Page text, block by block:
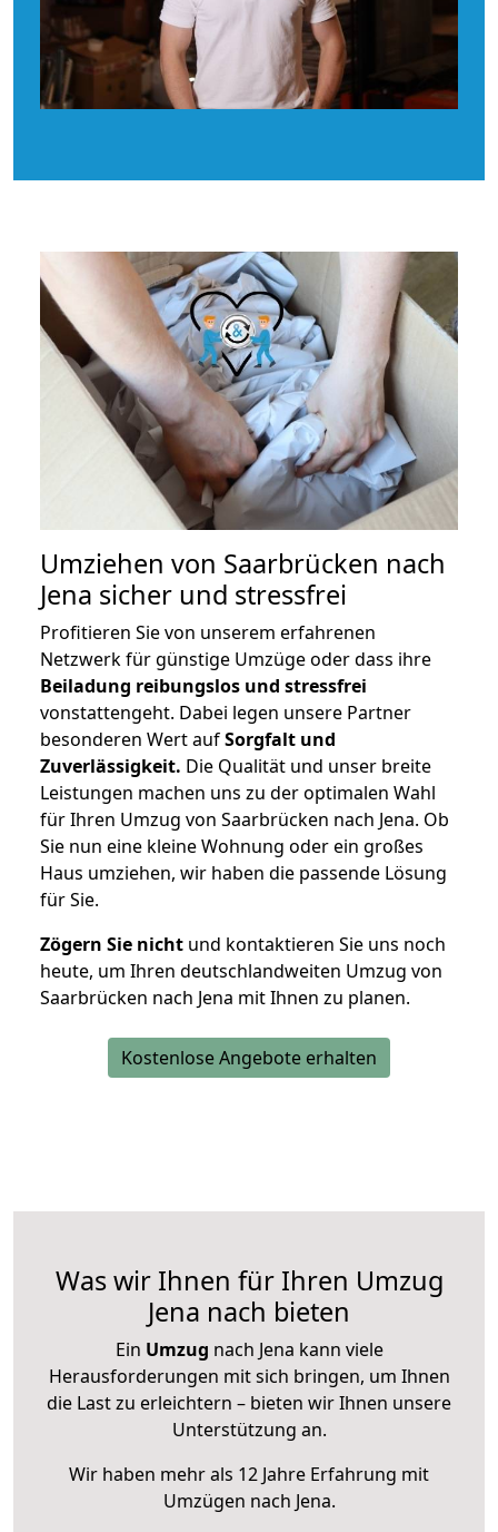
Umziehen von Saarbrücken nach
Jena sicher und stressfrei
Profitieren Sie von unserem erfahrenen
Netzwerk für günstige Umzüge oder dass ihre
Beiladung reibungslos und stressfrei
vonstattengeht. Dabei legen unsere Partner
besonderen Wert aufSorgfalt und
Zuverlässigkeit. Die Qualität und unser breite
Leistungen machen uns zu der optimalen Wahl
für Ihren Umzug von Saarbrücken nach Jena. Ob
Sie nun eine kleine Wohnung oder ein großes
Haus umziehen, wir haben die passende Lösung
für Sie.
Zögern Sie nicht und kontaktieren Sie uns noch
heute, um Ihren deutschlandweiten Umzug von
Saarbrücken nach Jena mit Ihnen zu planen.
Kostenlose Angebote erhalten
Was wir Ihnen für Ihren Umzug
Jena nach bieten
Ein Umzug nach Jena kann viele
Herausforderungen mit sich bringen, um Ihnen
die Last zu erleichtern – bieten wir Ihnen unsere
Unterstützung an.
Wir haben mehr als 12 Jahre Erfahrung mit
Umzügen nach Jena.